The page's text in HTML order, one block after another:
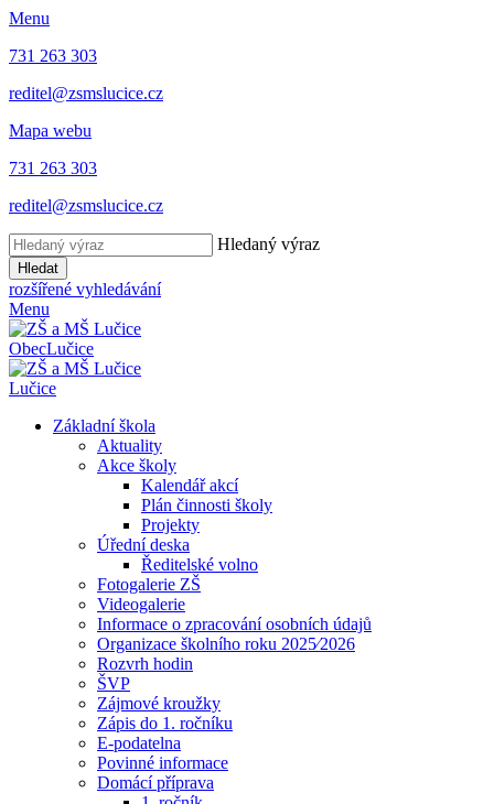
Menu
731 263 303
reditel@zsmslucice.cz
Mapa webu
731 263 303
reditel@zsmslucice.cz
Hledaný výraz
Hledat
rozšířené vyhledávání
Menu
ObecLučice
Lučice
Základní škola
Aktuality
Akce školy
Kalendář akcí
Plán činnosti školy
Projekty
Úřední deska
Ředitelské volno
Fotogalerie ZŠ
Videogalerie
Informace o zpracování osobních údajů
Organizace školního roku 2025⁄2026
Rozvrh hodin
ŠVP
Zájmové kroužky
Zápis do 1. ročníku
E-podatelna
Povinné informace
Domácí příprava